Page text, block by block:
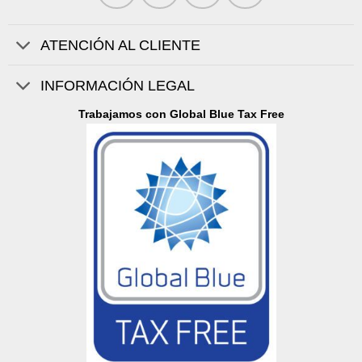
ATENCIÓN AL CLIENTE
INFORMACIÓN LEGAL
Trabajamos con Global Blue Tax Free